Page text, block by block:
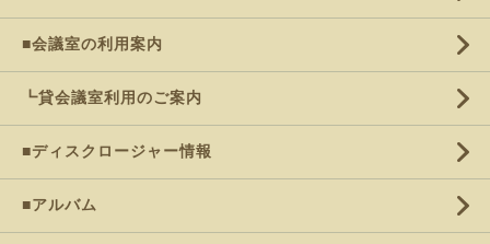
■会議室の利用案内
┗貸会議室利用のご案内
■ディスクロージャー情報
■アルバム